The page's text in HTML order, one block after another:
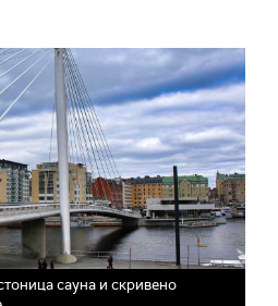
сауна и скривено